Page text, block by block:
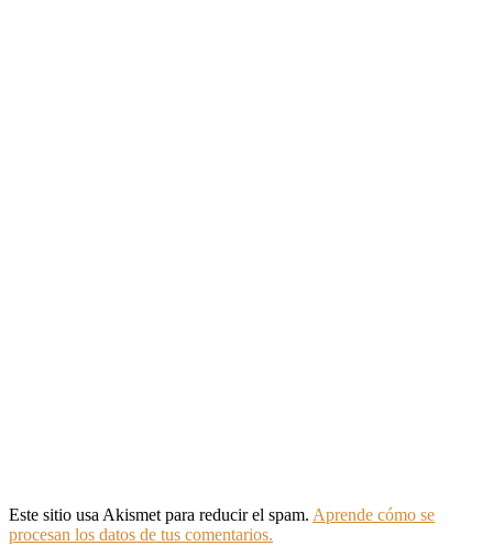
Este sitio usa Akismet para reducir el spam. Aprende cómo se
procesan los datos de tus comentarios.